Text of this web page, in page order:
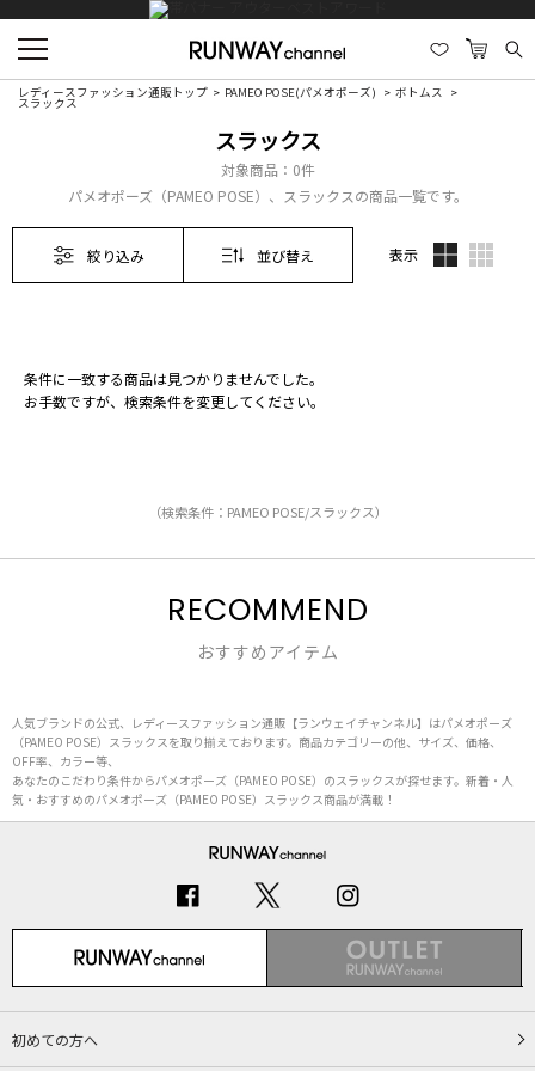
レディースファッション通販トップ PAMEO POSE(パメオポーズ) ボトムス
スラックス
スラックス
対象商品： 0件
パメオポーズ（PAMEO POSE）、スラックスの商品一覧です。
絞り込み 並び替え 表示
条件に一致する商品は見つかりませんでした。
お手数ですが、検索条件を変更してください。
（検索条件：PAMEO POSE/スラックス）
RECOMMEND
おすすめアイテム
人気ブランドの公式、レディースファッション通販【ランウェイチャンネル】はパメオポーズ
（PAMEO POSE）スラックスを取り揃えております。商品カテゴリーの他、サイズ、価格、
OFF率、カラー等、
あなたのこだわり条件からパメオポーズ（PAMEO POSE）のスラックスが探せます。新着・人
気・おすすめのパメオポーズ（PAMEO POSE）スラックス商品が満載！
初めての方へ